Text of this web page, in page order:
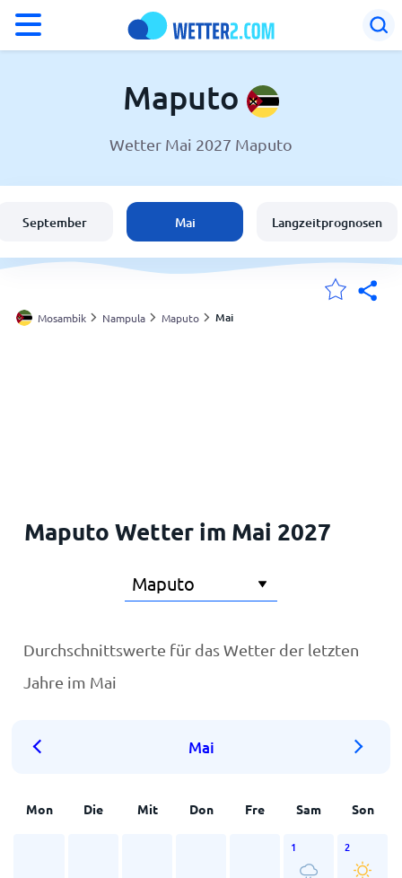
Wetter in Maputo
Schweiz
Deutschland
Maputo
Wetter Mai 2027 Maputo
September Mai Langzeitprognosen
Mosambik Nampula Maputo Mai
Maputo Wetter im Mai 2027
Durchschnittswerte für das Wetter der letzten
Jahre im Mai
Mai
Mon Die Mit Don Fre Sam Son
1 2